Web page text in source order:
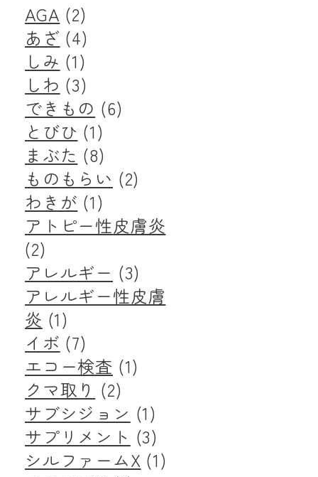
AGA (2)
あざ (4)
しみ (1)
しわ (3)
できもの (6)
とびひ (1)
まぶた (8)
ものもらい (2)
わきが (1)
アトピー性皮膚炎
(2)
アレルギー (3)
アレルギー性皮膚
炎 (1)
イボ (7)
エコー検査 (1)
クマ取り (2)
サブシジョン (1)
サプリメント (3)
シルファームX (1)